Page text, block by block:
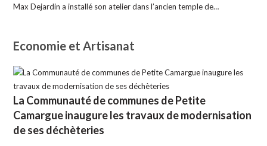
Max Dejardin a installé son atelier dans l’ancien temple de…
Economie et Artisanat
La Communauté de communes de Petite
Camargue inaugure les travaux de modernisation
de ses déchèteries